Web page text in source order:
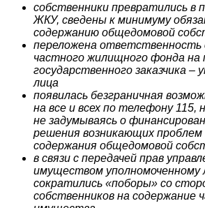
собственники превратились в
ЖКУ, сведены к минимуму
содержанию общедомовой
переложена ответственность
частного жилищного фонда на
государственного заказчика –
лица
появилась безграничная
на все и всех по телефону 115,
не задумываясь о
решения возникающих
содержания общедомовой
в связи с передачей прав
имуществом уполномоченному
сократились «поборы» со
собственников на содержание